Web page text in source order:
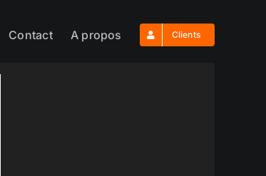
Contact A propos Clients